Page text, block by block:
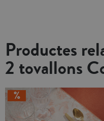
Productes
2 tovallons